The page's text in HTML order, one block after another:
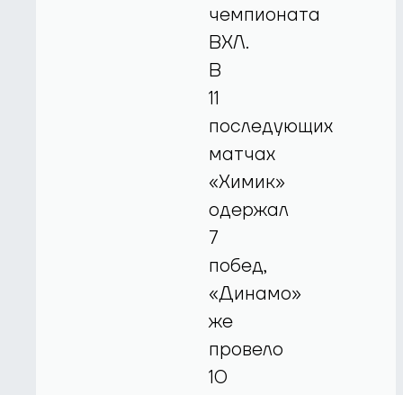
чемпионата
ВХЛ.
В
11
последующих
матчах
«Химик»
одержал
7
побед,
«Динамо»
же
провело
10